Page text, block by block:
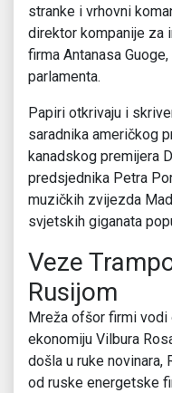
stranke i vrhovni
direktor kompanije za
firma Antanasa
parlamenta.
Papiri otkrivaju i
saradnika američkog
kanadskog premijera
predsjednika Petra
muzičkih zvijezda
svjetskih giganata
Veze
Rusijom
Mreža ofšor firmi
ekonomiju Vilbura
došla u ruke novinara,
od ruske energetske